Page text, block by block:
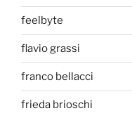
feelbyte
flavio grassi
franco bellacci
frieda brioschi